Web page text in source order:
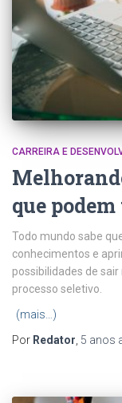
CARREIRA E
que
Todo mundo sabe
conhecimentos e
possibilidades de
processo seletivo.
(mais…)
Por Redator 5 anos